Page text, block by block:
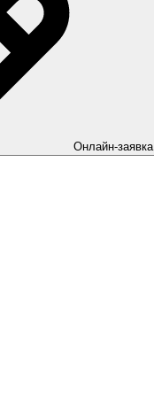
Онлайн-заявка